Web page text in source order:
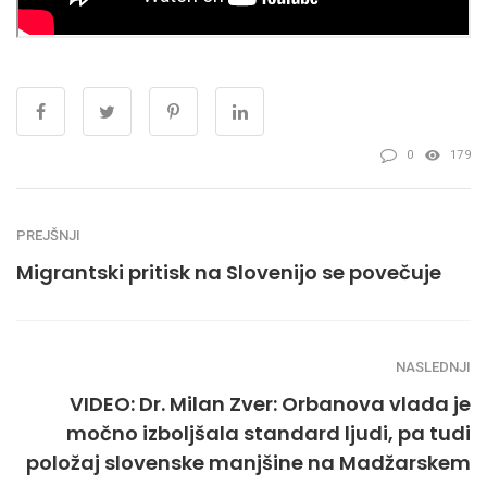
0 179
PREJŠNJI
Migrantski pritisk na Slovenijo se povečuje
NASLEDNJI
VIDEO: Dr. Milan Zver: Orbanova vlada je
močno izboljšala standard ljudi, pa tudi
položaj slovenske manjšine na Madžarskem